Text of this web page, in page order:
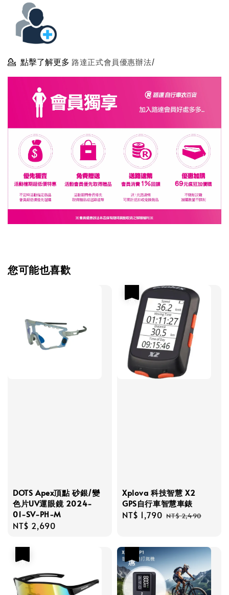
💁 點擊了解更多 路達正式會員優惠辦法/
您可能也喜歡
DOTS Apex頂點 砂銀/變
色片UV運眼鏡 2024-
01-SV-PH-M
Regular
NT$ 2,690
Xplova 科技智慧 X2
GPS自行車智慧車錶
Sale
NT$ 1,790 Regular
NT$ 2,490